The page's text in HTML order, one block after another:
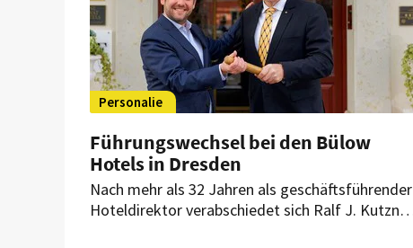
Personalie
Führungswechsel bei den Bülow
Hotels in Dresden
Nach mehr als 32 Jahren als geschäftsführender
Hoteldirektor verabschiedet sich Ralf J. Kutzner